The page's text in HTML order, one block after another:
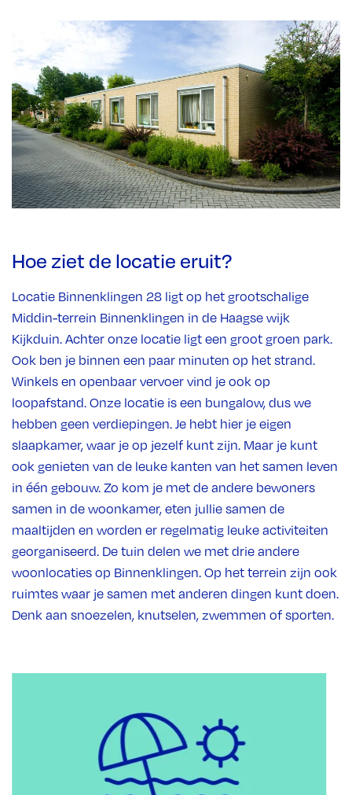
Hoe ziet de locatie eruit?
Locatie Binnenklingen 28 ligt op het grootschalige
Middin-terrein Binnenklingen in de Haagse wijk
Kijkduin. Achter onze locatie ligt een groot groen park.
Ook ben je binnen een paar minuten op het strand.
Winkels en openbaar vervoer vind je ook op
loopafstand. Onze locatie is een bungalow, dus we
hebben geen verdiepingen. Je hebt hier je eigen
slaapkamer, waar je op jezelf kunt zijn. Maar je kunt
ook genieten van de leuke kanten van het samen leven
in één gebouw. Zo kom je met de andere bewoners
samen in de woonkamer, eten jullie samen de
maaltijden en worden er regelmatig leuke activiteiten
georganiseerd. De tuin delen we met drie andere
woonlocaties op Binnenklingen. Op het terrein zijn ook
ruimtes waar je samen met anderen dingen kunt doen.
Denk aan snoezelen, knutselen, zwemmen of sporten.